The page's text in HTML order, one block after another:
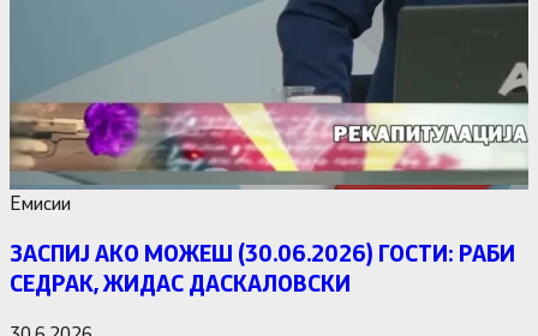
Емисии
ЗАСПИЈ АКО МОЖЕШ (30.06.2026) ГОСТИ: РАБИ
СЕДРАК, ЖИДАС ДАСКАЛОВСКИ